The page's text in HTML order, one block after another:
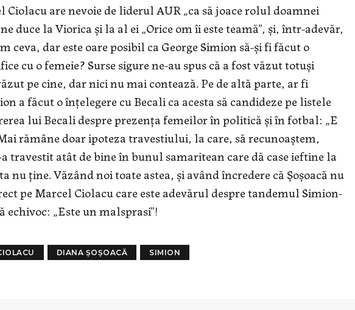
are nevoie de liderul AUR „ca să joace rolul doamnei
duce la Viorica și la al ei „Orice om îi este teamă”, și, într-adevăr,
ceva, dar este oare posibil ca George Simion să-și fi făcut o
cu o femeie? Surse sigure ne-au spus că a fost văzut totuși
pe cine, dar nici nu mai contează. Pe de altă parte, ar fi
a făcut o înțelegere cu Becali ca acesta să candideze pe listele
lui Becali despre prezența femeilor în politică și în fotbal: „E
rămâne doar ipoteza travestiului, la care, să recunoaștem,
travestit atât de bine în bunul samaritean care dă case ieftine la
nu ține. Văzând noi toate astea, și având încredere că Șoșoacă nu
pe Marcel Ciolacu care este adevărul despre tandemul Simion-
„Este un malsprasi”!
DIANA ȘOȘOACĂ SIMION